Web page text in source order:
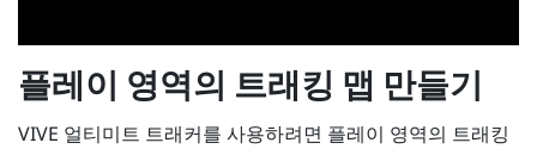
플레이 영역의 트래킹 맵 만들기
VIVE 얼티미트 트래커를 사용하려면 플레이 영역의 트래킹